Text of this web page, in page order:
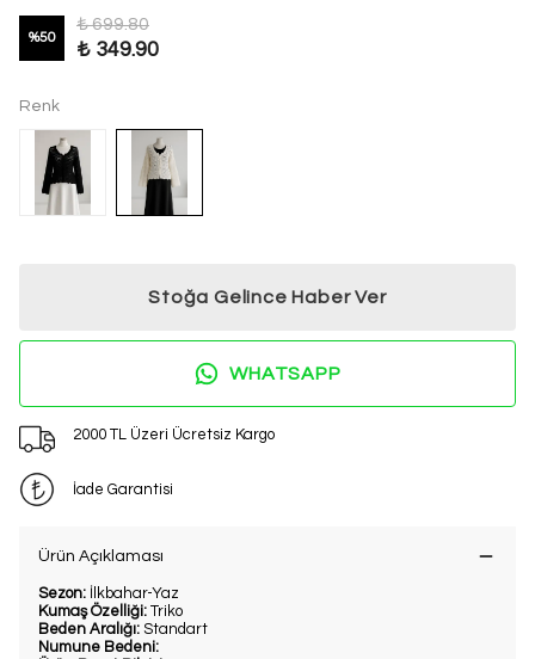
%50
₺ 699.80
₺ 349.90
Renk
Stoğa Gelince Haber Ver
WHATSAPP
2000 TL Üzeri Ücretsiz Kargo
İade Garantisi
Ürün Açıklaması
Sezon: İlkbahar-Yaz
Kumaş Özelliği: Triko
Beden Aralığı: Standart
Numune Bedeni: